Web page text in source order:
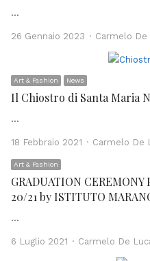
…
26 Gennaio 2023 Author
Carmelo De
Art & Fashion News
Il Chiostro di Santa Maria
…
18 Febbraio 2021 Author
Carmelo De
Art & Fashion
GRADUATION CEREMONY
20/21 by ISTITUTO
…
6 Luglio 2021 Author
Carmelo De